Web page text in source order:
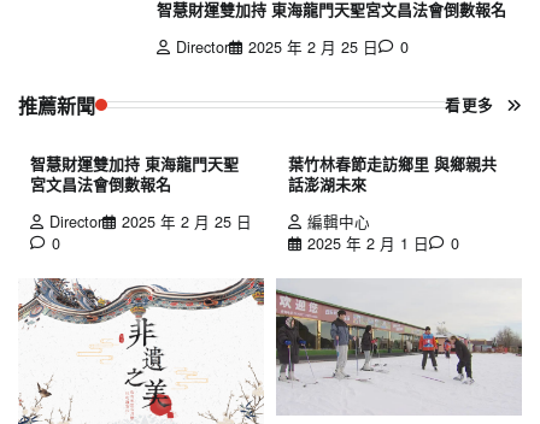
智慧財運雙加持 東海龍門天聖宮文昌法會倒數報名
Director
2025 年 2 月 25 日 0
推薦新聞 看更多
智慧財運雙加持 東海龍門天聖
宮文昌法會倒數報名
Director
2025 年 2 月 25 日
0
葉竹林春節走訪鄉里 與鄉親共
話澎湖未來
編輯中心
2025 年 2 月 1 日
0